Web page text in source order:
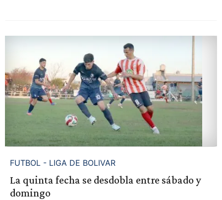
FUTBOL - LIGA DE BOLIVAR
La quinta fecha se desdobla entre sábado y
domingo